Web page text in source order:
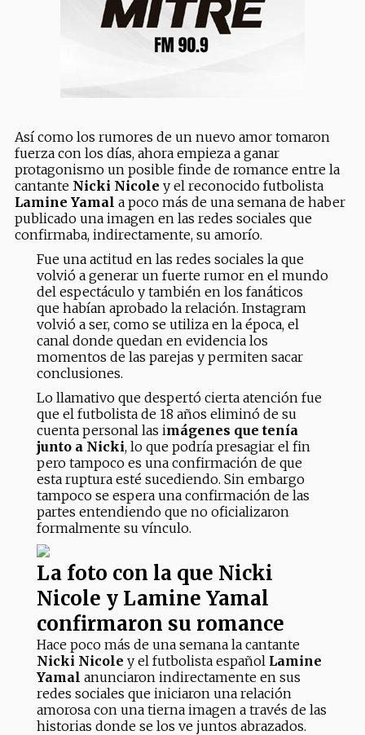
Así como los rumores de un nuevo amor tomaron
fuerza con los días, ahora empieza a ganar
protagonismo un posible finde de romance entre la
cantante Nicki Nicole y el reconocido futbolista
Lamine Yamal a poco más de una semana de haber
publicado una imagen en las redes sociales que
confirmaba, indirectamente, su amorío.
Fue una actitud en las redes sociales la que
volvió a generar un fuerte rumor en el mundo
del espectáculo y también en los fanáticos
que habían aprobado la relación. Instagram
volvió a ser, como se utiliza en la época, el
canal donde quedan en evidencia los
momentos de las parejas y permiten sacar
conclusiones.
Lo llamativo que despertó cierta atención fue
que el futbolista de 18 años eliminó de su
cuenta personal las imágenes que tenía
junto a Nicki, lo que podría presagiar el fin
pero tampoco es una confirmación de que
esta ruptura esté sucediendo. Sin embargo
tampoco se espera una confirmación de las
partes entendiendo que no oficializaron
formalmente su vínculo.
La foto con la que Nicki
Nicole y Lamine Yamal
confirmaron su romance
Hace poco más de una semana la cantante
Nicki Nicole y el futbolista español Lamine
Yamal anunciaron indirectamente en sus
redes sociales que iniciaron una relación
amorosa con una tierna imagen a través de las
historias donde se los ve juntos abrazados.